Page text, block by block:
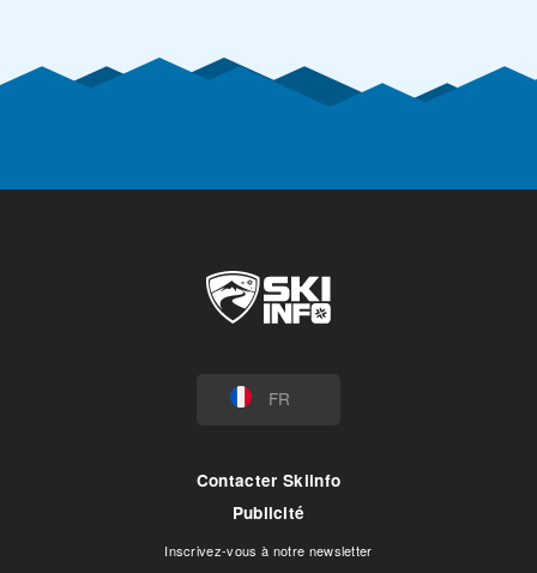
FR
Contacter Skiinfo
Publicité
Inscrivez-vous à notre newsletter